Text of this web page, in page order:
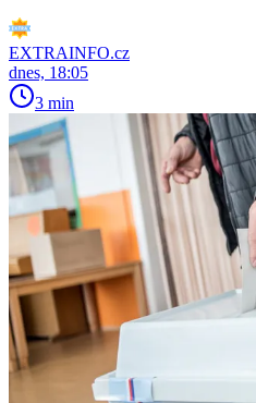
EXTRAINFO.cz
dnes, 18:05
3 min